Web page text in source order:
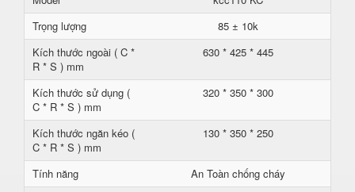
Trọng lượng
85 ± 10k
Kích thước ngoài ( C *
R * S ) mm
630 * 425 * 445
Kích thước sử dụng (
C * R * S ) mm
320 * 350 * 300
Kích thước ngăn kéo (
C * R * S ) mm
130 * 350 * 250
Tính năng
An Toàn chống cháy